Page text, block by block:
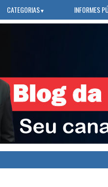
CATEGORIAS▼ INFORMES